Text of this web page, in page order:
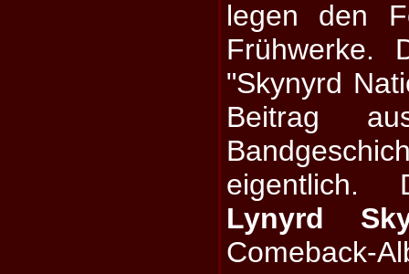
legen den
Frühwerke.
"Skynyrd
Beitrag
eigentlich.
Lynyrd